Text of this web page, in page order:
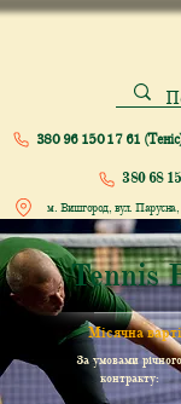
380 96 150 17 61
м. Вишгород, вул.
380 68
Tennis
Місячна
За умовами річного
контракту: